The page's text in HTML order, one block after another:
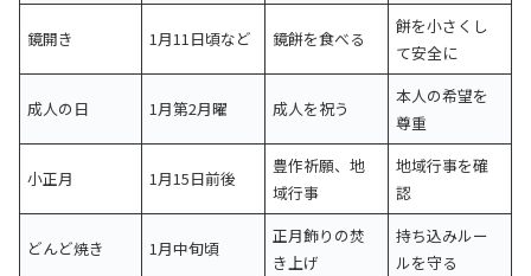
鏡開き 1月11日頃など 鏡餅を食べる
餅を小さくし
て安全に
成人の日 1月第2月曜 成人を祝う
本人の希望を
尊重
小正月 1月15日前後
豊作祈願、地
域行事
地域行事を確
認
どんど焼き 1月中旬頃
正月飾りの焚
き上げ
持ち込みルー
ルを守る